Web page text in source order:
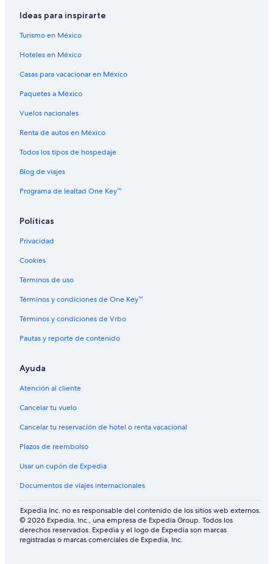
Hoteles con spa en Hartford
Hoteles en la playa en Hartford
Hoteles románticos en Hartford
Hoteles baratos en Hartford
Hoteles cerca de viñedos en Hartford
Hoteles de Park Management Group en Hartford
Hoteles en Hartford
Resorts todo incluido en Hollow de la Rana
Hoteles cerca de Parque de la ensenada de Wethersfield
Resorts todo incluido en Sheldon-Charter Oak
Hoteles en Sheldon-Charter Oak
Hoteles cerca de Wadsworth Atheneum Museum of Art
Ideas para inspirarte
Turismo en México
Hoteles en México
Casas para vacacionar en México
Paquetes a México
Vuelos nacionales
Renta de autos en México
Todos los tipos de hospedaje
Blog de viajes
Programa de lealtad One Key™
Políticas
Privacidad
Cookies
Términos de uso
Términos y condiciones de One Key™
Términos y condiciones de Vrbo
Pautas y reporte de contenido
Ayuda
Atención al cliente
Cancelar tu vuelo
Cancelar tu reservación de hotel o renta vacacional
Plazos de reembolso
Usar un cupón de Expedia
Documentos de viajes internacionales
Expedia Inc. no es responsable del contenido de los sitios web externos.
© 2026 Expedia, Inc., una empresa de Expedia Group. Todos los
derechos reservados. Expedia y el logo de Expedia son marcas
registradas o marcas comerciales de Expedia, Inc.